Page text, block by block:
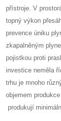
přístroje. V
topný výkon
prevence úniku
zkapalněným
pojistkou proti
investice neměla
trhu je mnoho
objemem
produkují